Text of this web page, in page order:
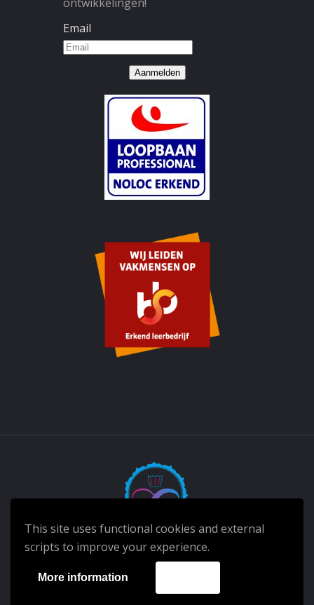
This site uses functional cookies and external
scripts to improve your experience.
More information
Email
Aanmelden
Made by Yuri Yabi